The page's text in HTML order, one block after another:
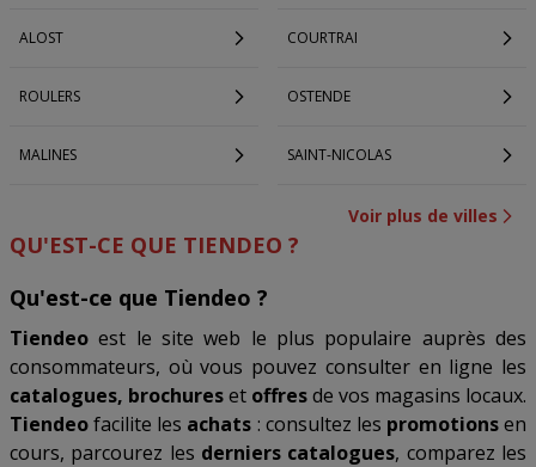
ALOST COURTRAI
ROULERS OSTENDE
MALINES SAINT-NICOLAS
Voir plus de villes
QU'EST-CE QUE TIENDEO ?
Qu'est-ce que Tiendeo ?
Tiendeo est le site web le plus populaire auprès des
consommateurs, où vous pouvez consulter en ligne les
catalogues, brochureset offresde vos magasins locaux.
Tiendeofacilite les achats : consultez les promotionsen
cours, parcourez les derniers catalogues, comparez les